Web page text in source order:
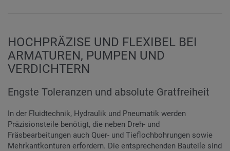
HOCHPRÄZISE UND FLEXIBEL BEI
ARMATUREN, PUMPEN UND
VERDICHTERN
Engste Toleranzen und absolute Gratfreiheit
In der Fluidtechnik, Hydraulik und Pneumatik werden
Präzisionsteile benötigt, die neben Dreh- und
Fräsbearbeitungen auch Quer- und Tieflochbohrungen sowie
Mehrkantkonturen erfordern. Die entsprechenden Bauteile sind